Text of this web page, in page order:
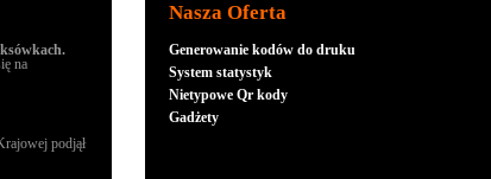
na
podjął
Nasza Oferta
Generowanie kodów do druku
System statystyk
Nietypowe Qr kody
Gadżety